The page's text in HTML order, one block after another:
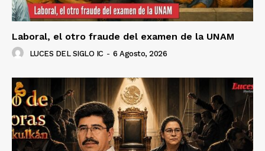
Laboral, el otro fraude del examen de la UNAM
LUCES DEL SIGLO IC - 6 Agosto, 2026